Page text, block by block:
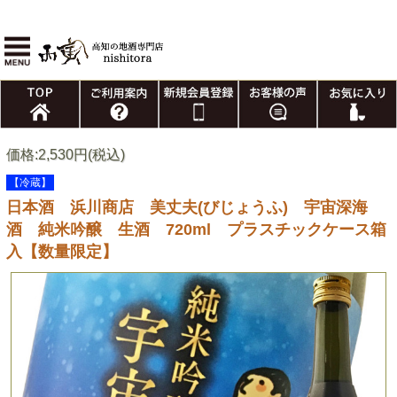
価格:2,530円(税込)
【冷蔵】
日本酒 浜川商店 美丈夫(びじょうふ) 宇宙深海
酒 純米吟醸 生酒 720ml プラスチックケース箱
入【数量限定】